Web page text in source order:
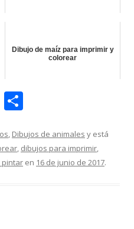
Dibujo de maíz para imprimir y
colorear
T
itt
er
m
p
, Dibujos de animales y está
, dibujos para imprimir,
pintar en 16 de junio de 2017.